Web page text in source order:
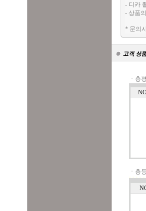
- 디카
- 상품
* 문의
ㆍ총
ㆍ총